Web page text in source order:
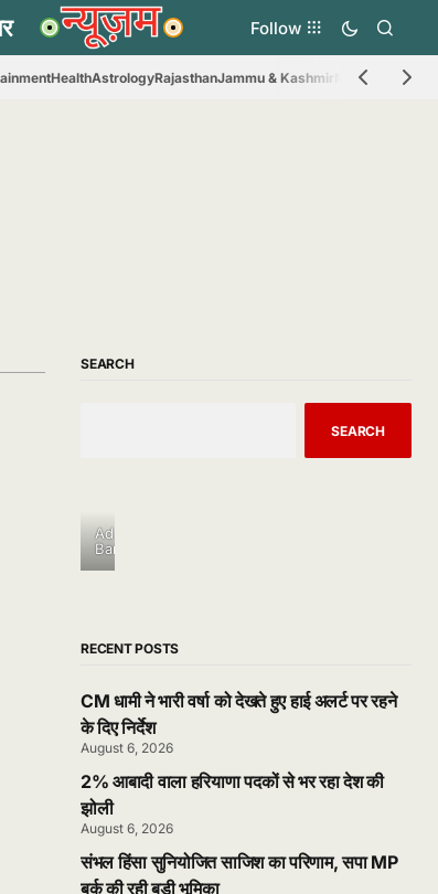
Follow
HealthAstrologyRajasthanJammu & Kashmir Madhya
SEARCH
SEARCH
Ad
Banner
RECENT POSTS
CM धामी ने भारी वर्षा को देखते हुए हाई अलर्ट पर रहने
के दिए निर्देश
August 6, 2026
2% आबादी वाला हरियाणा पदकों से भर रहा देश की
झोली
August 6, 2026
संभल हिंसा सुनियोजित साजिश का परिणाम, सपा MP
बर्क की रही बड़ी भूमिका